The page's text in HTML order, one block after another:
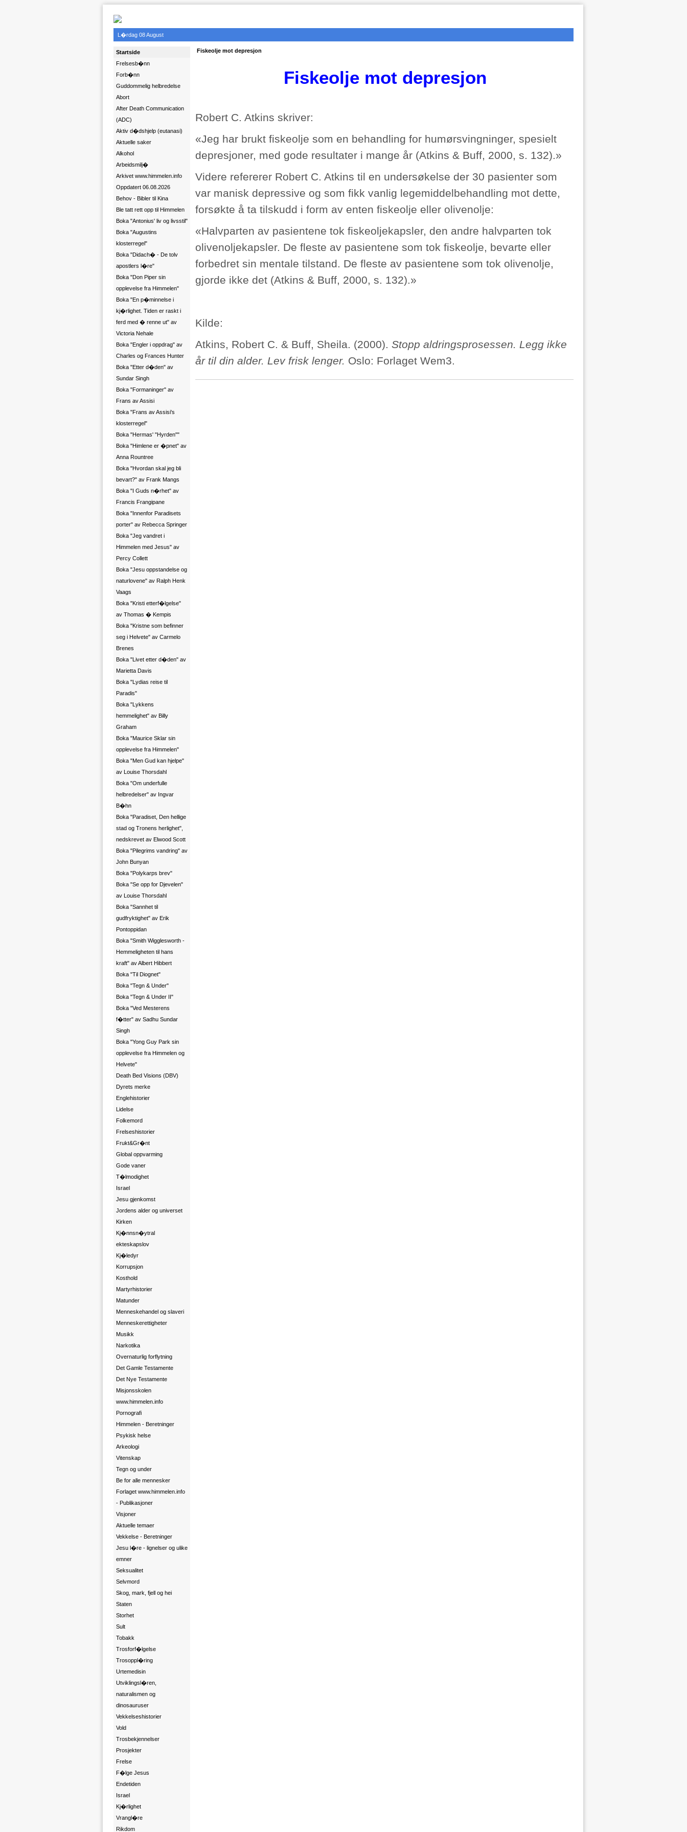
L�rdag 08 August
Startside
Frelsesb�nn
Forb�nn
Guddommelig helbredelse
Abort
After Death Communication
(ADC)
Aktiv d�dshjelp (eutanasi)
Aktuelle saker
Alkohol
Arbeidsmilj�
Arkivet www.himmelen.info
Oppdatert 06.08.2026
Behov - Bibler til Kina
Ble tatt rett opp til Himmelen
Boka "Antonius' liv og livsstil"
Boka "Augustins
klosterregel"
Boka "Didach� - De tolv
apostlers l�re"
Boka "Don Piper sin
opplevelse fra Himmelen"
Boka "En p�minnelse i
kj�rlighet. Tiden er raskt i
ferd med � renne ut" av
Victoria Nehale
Boka "Engler i oppdrag" av
Charles og Frances Hunter
Boka "Etter d�den" av
Sundar Singh
Boka "Formaninger" av
Frans av Assisi
Boka "Frans av Assisi's
klosterregel"
Boka "Hermas' "Hyrden""
Boka "Himlene er �pnet" av
Anna Rountree
Boka "Hvordan skal jeg bli
bevart?" av Frank Mangs
Boka "I Guds n�rhet" av
Francis Frangipane
Boka "Innenfor Paradisets
porter" av Rebecca Springer
Boka "Jeg vandret i
Himmelen med Jesus" av
Percy Collett
Boka "Jesu oppstandelse og
naturlovene" av Ralph Henk
Vaags
Boka "Kristi etterf�lgelse"
av Thomas � Kempis
Boka "Kristne som befinner
seg i Helvete" av Carmelo
Brenes
Boka "Livet etter d�den" av
Marietta Davis
Boka "Lydias reise til
Paradis"
Boka "Lykkens
hemmelighet" av Billy
Graham
Boka "Maurice Sklar sin
opplevelse fra Himmelen"
Boka "Men Gud kan hjelpe"
av Louise Thorsdahl
Boka "Om underfulle
helbredelser" av Ingvar
B�hn
Boka "Paradiset, Den hellige
stad og Tronens herlighet",
nedskrevet av Elwood Scott
Boka "Pilegrims vandring" av
John Bunyan
Boka "Polykarps brev"
Boka "Se opp for Djevelen"
av Louise Thorsdahl
Boka "Sannhet til
gudfryktighet" av Erik
Pontoppidan
Boka "Smith Wigglesworth -
Hemmeligheten til hans
kraft" av Albert Hibbert
Boka "Til Diognet"
Boka "Tegn & Under"
Boka "Tegn & Under II"
Boka "Ved Mesterens
f�tter" av Sadhu Sundar
Singh
Boka "Yong Guy Park sin
opplevelse fra Himmelen og
Helvete"
Death Bed Visions (DBV)
Dyrets merke
Englehistorier
Lidelse
Folkemord
Frelseshistorier
Frukt&Gr�nt
Global oppvarming
Gode vaner
T�lmodighet
Israel
Jesu gjenkomst
Jordens alder og universet
Kirken
Kj�nnsn�ytral
ekteskapslov
Kj�ledyr
Korrupsjon
Kosthold
Martyrhistorier
Matunder
Menneskehandel og slaveri
Menneskerettigheter
Musikk
Narkotika
Overnaturlig forflytning
Det Gamle Testamente
Det Nye Testamente
Misjonsskolen
www.himmelen.info
Pornografi
Himmelen - Beretninger
Psykisk helse
Arkeologi
Vitenskap
Tegn og under
Be for alle mennesker
Forlaget www.himmelen.info
- Publikasjoner
Visjoner
Aktuelle temaer
Vekkelse - Beretninger
Jesu l�re - lignelser og ulike
emner
Seksualitet
Selvmord
Skog, mark, fjell og hei
Staten
Storhet
Sult
Tobakk
Trosforf�lgelse
Trosoppl�ring
Urtemedisin
Utviklingsl�ren,
naturalismen og
dinosauruser
Vekkelseshistorier
Vold
Trosbekjennelser
Prosjekter
Frelse
F�lge Jesus
Endetiden
Israel
Kj�rlighet
Vrangl�re
Rikdom
Fiskeolje mot depresjon
Fiskeolje mot depresjon
Robert C. Atkins skriver:
«Jeg har brukt fiskeolje som en behandling for humørsvingninger, spesielt
depresjoner, med gode resultater i mange år (Atkins & Buff, 2000, s. 132).»
Videre refererer Robert C. Atkins til en undersøkelse der 30 pasienter som
var manisk depressive og som fikk vanlig legemiddelbehandling mot dette,
forsøkte å ta tilskudd i form av enten fiskeolje eller olivenolje:
«Halvparten av pasientene tok fiskeoljekapsler, den andre halvparten tok
olivenoljekapsler. De fleste av pasientene som tok fiskeolje, bevarte eller
forbedret sin mentale tilstand. De fleste av pasientene som tok olivenolje,
gjorde ikke det (Atkins & Buff, 2000, s. 132).»
Kilde:
Atkins, Robert C. & Buff, Sheila. (2000). Stopp aldringsprosessen. Legg ikke
år til din alder. Lev frisk lenger. Oslo: Forlaget Wem3.